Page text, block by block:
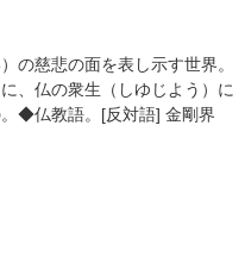
の慈悲の面を表し示す世界。
、仏の衆生（しゆじよう）に
◆仏教語。[反対語] 金剛界